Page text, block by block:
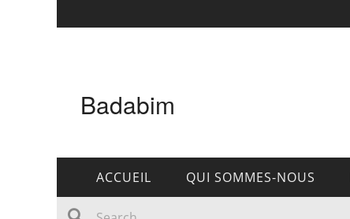
Badabim
ACCUEIL QUI SOMMES-NOUS